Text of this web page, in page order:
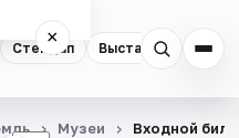
Стендап Выставки
×
Музеи Входной